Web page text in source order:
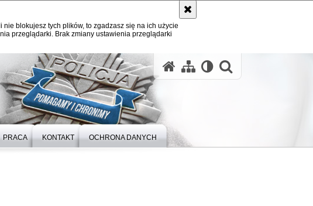
blokujesz tych plików, to zgadzasz się na ich użycie
przeglądarki. Brak zmiany ustawienia przeglądarki
PRACA KONTAKT OCHRONA DANYCH